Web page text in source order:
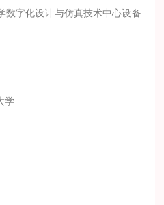
数字化设计与仿真技术中心设备
学